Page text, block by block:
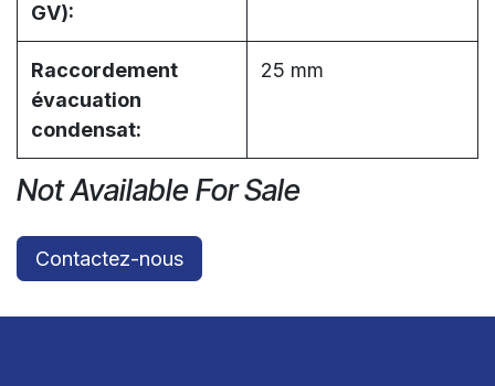
GV):
Raccordement
évacuation
condensat:
25 mm
Not Available For Sale
Contactez-nous